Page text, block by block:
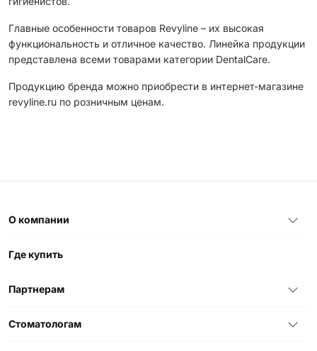
Главные особенности товаров Revyline – их высокая
функциональность и отличное качество. Линейка продукции
представлена всеми товарами категории DentalCare.
Продукцию бренда можно приобрести в интернет-магазине
revyline.ru по розничным ценам.
О компании
Где купить
Партнерам
Стоматологам